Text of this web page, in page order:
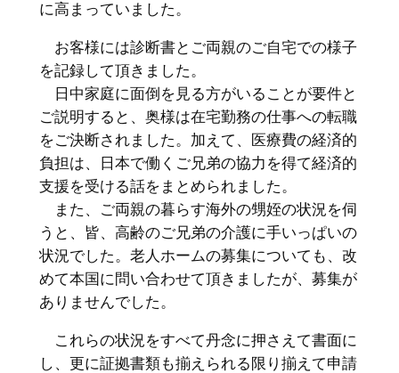
に高まっていました。
お客様には診断書とご両親のご自宅での様子
を記録して頂きました。
日中家庭に面倒を見る方がいることが要件と
ご説明すると、奥様は在宅勤務の仕事への転職
をご決断されました。加えて、医療費の経済的
負担は、日本で働くご兄弟の協力を得て経済的
支援を受ける話をまとめられました。
また、ご両親の暮らす海外の甥姪の状況を伺
うと、皆、高齢のご兄弟の介護に手いっぱいの
状況でした。老人ホームの募集についても、改
めて本国に問い合わせて頂きましたが、募集が
ありませんでした。
これらの状況をすべて丹念に押さえて書面に
し、更に証拠書類も揃えられる限り揃えて申請